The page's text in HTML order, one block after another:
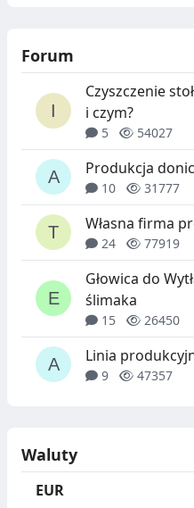
Forum
Czyszczenie
i czym?
5 54027
Produkcja
10 31777
Własna firma
24 77919
Głowica do
ślimaka
15 26450
Linia
9 47357
Waluty
EUR